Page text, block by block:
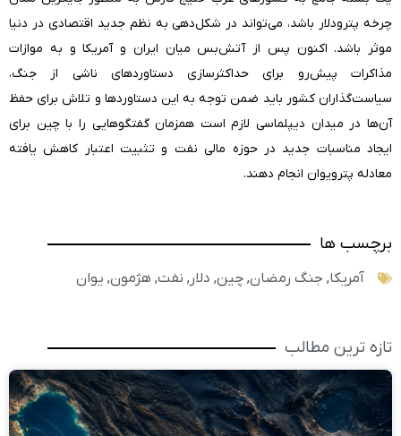
چرخه پترودلار باشد، می‌تواند در شکل‌دهی به نظم جدید اقتصادی در دنیا
موثر باشد. اکنون پس از آتش‌بس میان ایران و آمریکا و به موازات
مذاکرات پیش‌رو برای حداکثرسازی دستاوردهای ناشی از جنگ،
سیاست‌گذاران کشور باید ضمن توجه به این دستاوردها و تلاش برای حفظ
آن‌ها در میدان دیپلماسی لازم است همزمان گفتگوهایی را با چین برای
ایجاد مناسبات جدید در حوزه مالی نفت و تثبیت اعتبار کاهش یافته
معادله پترویوان انجام دهند.
برچسب ها
آمریکا, جنگ رمضان, چین, دلار , نفت, هژمون, یوان
تازه ترین مطالب